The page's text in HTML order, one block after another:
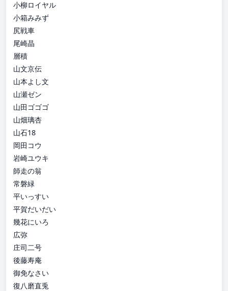
小柳ロイヤル
小箱みみず
尻戦車
尾崎晶
層積
山文京伝
山本よし文
山瀬ゼン
山田ゴゴゴ
山畑璃杏
山石18
岡田コウ
岩崎ユウキ
師走の翁
常磐緑
平いっすい
平賀だいだい
幾花にいろ
広弥
庄司二号
後藤寿庵
御免なさい
復八磨直兎